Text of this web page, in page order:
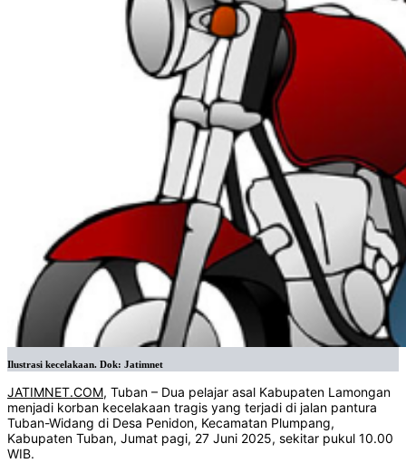
Ilustrasi kecelakaan. Dok: Jatimnet
JATIMNET.COM, Tuban – Dua pelajar asal Kabupaten Lamongan
menjadi korban kecelakaan tragis yang terjadi di jalan pantura
Tuban-Widang di Desa Penidon, Kecamatan Plumpang,
Kabupaten Tuban, Jumat pagi, 27 Juni 2025, sekitar pukul 10.00
WIB.